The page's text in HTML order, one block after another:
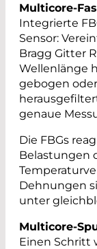
Multicore-
Integrierte
Sensor:
Bragg Gitter
Wellenlänge
gebogen
genaue
Die FBGs
Belastungen
Dehnungen
unter
Multicore-
Einen Schritt